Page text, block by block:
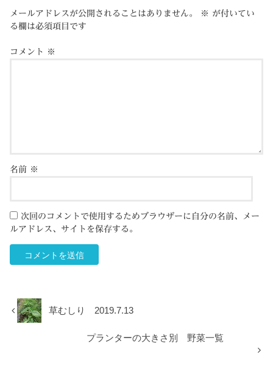
メールアドレスが公開されることはありません。 ※ が付いてい
る欄は必須項目です
コメント ※
名前 ※
次回のコメントで使用するためブラウザーに自分の名前、メー
ルアドレス、サイトを保存する。
草むしり 2019.7.13
プランターの大きさ別 野菜一覧